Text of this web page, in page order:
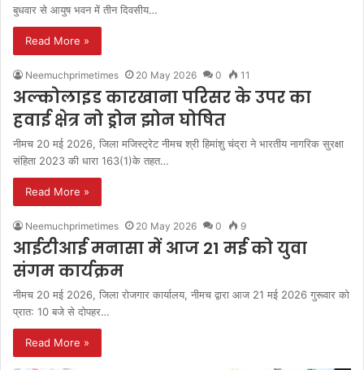
बुधवार से आयुष भवन में तीन दिवसीय…
Read More »
Neemuchprimetimes 20 May 2026 0 11
अल्कोलाइड कारखाना परिसर के उपर का
हवाई क्षेत्र नो ड्रोन झोन घोषित
नीमच 20 मई 2026, जिला मजिस्‍ट्रेट नीमच श्री हिमांशु चंद्रा ने भारतीय नागरिक सुरक्षा
संहिता 2023 की धारा 163(1)के तहत…
Read More »
Neemuchprimetimes 20 May 2026 0 9
आईटीआई मनासा में आज 21 मई को युवा
संगम कार्यक्रम
नीमच 20 मई 2026, जिला रोजगार कार्यालय, नीमच द्वारा आज 21 मई 2026 गुरूवार को
प्रात: 10 बजे से दोपहर…
Read More »